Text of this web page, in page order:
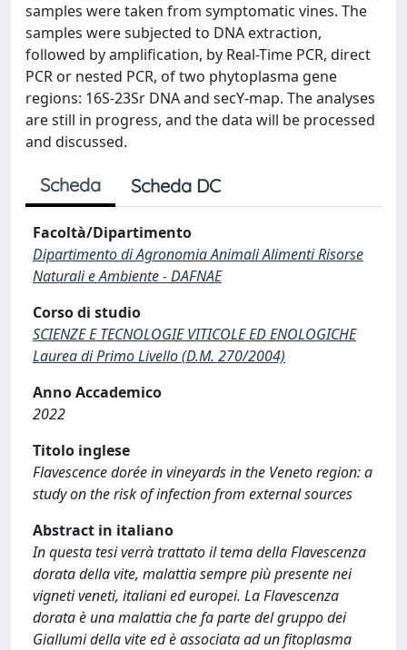
samples were taken from symptomatic vines. The
samples were subjected to DNA extraction,
followed by amplification, by Real-Time PCR, direct
PCR or nested PCR, of two phytoplasma gene
regions: 16S-23Sr DNA and secY-map. The analyses
are still in progress, and the data will be processed
and discussed.
Scheda Scheda DC
Facoltà/Dipartimento
Dipartimento di Agronomia Animali Alimenti Risorse
Naturali e Ambiente - DAFNAE
Corso di studio
SCIENZE E TECNOLOGIE VITICOLE ED ENOLOGICHE
Laurea di Primo Livello (D.M. 270/2004)
Anno Accademico
2022
Titolo inglese
Flavescence dorée in vineyards in the Veneto region: a
study on the risk of infection from external sources
Abstract in italiano
In questa tesi verrà trattato il tema della Flavescenza
dorata della vite, malattia sempre più presente nei
vigneti veneti, italiani ed europei. La Flavescenza
dorata è una malattia che fa parte del gruppo dei
Giallumi della vite ed è associata ad un fitoplasma